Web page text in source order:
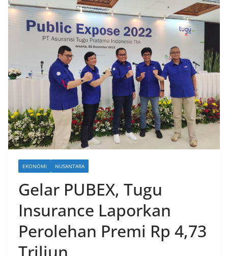
EKONOMI NUSANTARA
Gelar PUBEX, Tugu
Insurance Laporkan
Perolehan Premi Rp 4,73